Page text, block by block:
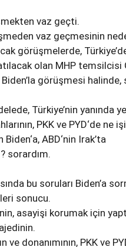
vaz geçti.
vaz geçmesinin
görüşmelerde,
olan MHP temsilcisi
görüşmesi halinde,
Türkiye’nin yanında
PKK ve PYD‘de ne
ABD‘nin Irak’ta
sorardım.
bu soruları Biden’a
sonucu.
asayişi korumak için
ve donanımının, PKK ve